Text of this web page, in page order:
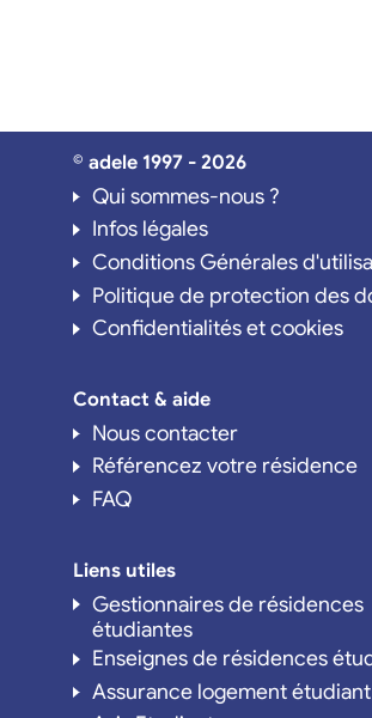
© adele 1997 - 2026
Qui sommes-nous ?
Infos légales
Conditions Générales
Politique de protection des
Confidentialités et cookies
Contact & aide
Nous contacter
Référencez votre résidence
FAQ
Liens utiles
Gestionnaires de résidences
étudiantes
Enseignes de résidences
Assurance logement étudiant